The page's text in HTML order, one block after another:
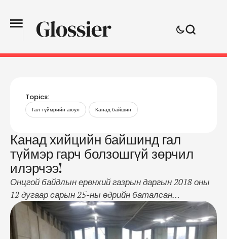
Topics:
Гал түймрийн аюул Канад байшин
Канад хийцийн байшинд гал
түймэр гарч болзошгүй зөрчил
илэрчээ!
Онцгой байдлын ерөнхий газрын даргын 2018 оны
12 дугаар сарын 25-ны өдрийн баталсан
удирдамжийн дагуу улсын хэмжээнд үйл ажиллагаа
явуулж байгаа Канад хийцийн модон цэцэрлэг,
сургуулийн байгууламжид гамшгаас хамгаалах